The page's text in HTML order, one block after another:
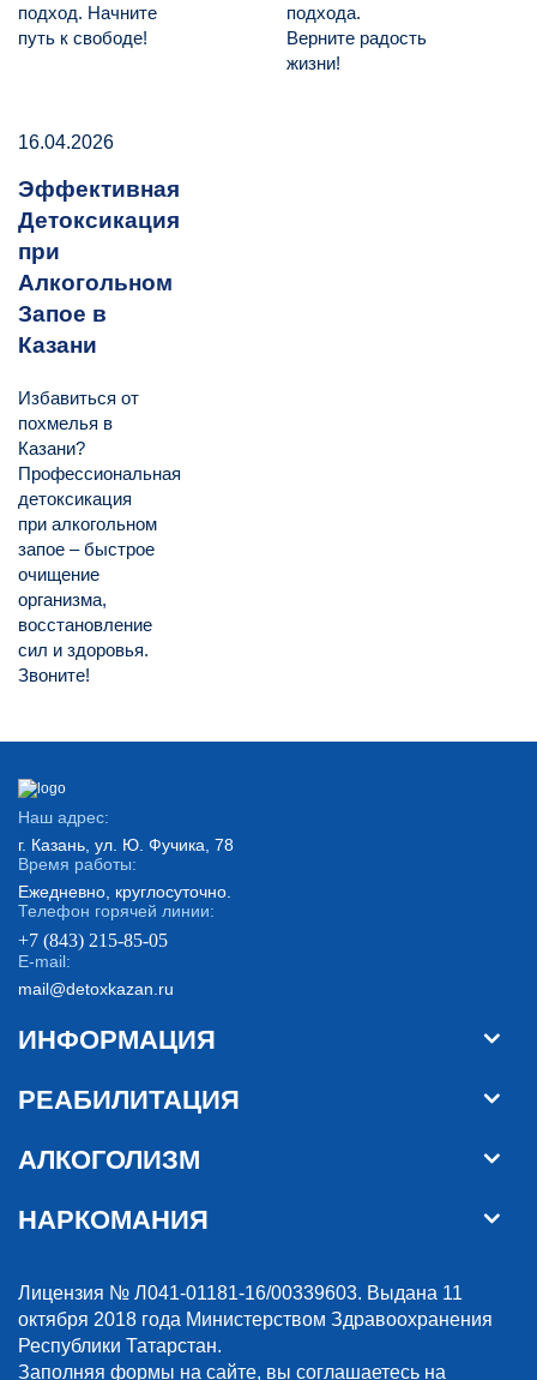
подход. Начните
путь к свободе!
подхода.
Верните радость
жизни!
16.04.2026
Эффективная
Детоксикация
при
Алкогольном
Запое в
Казани
Избавиться от
похмелья в
Казани?
Профессиональная
детоксикация
при алкогольном
запое – быстрое
очищение
организма,
восстановление
сил и здоровья.
Звоните!
Наш адрес:
г. Казань, ул. Ю. Фучика, 78
Время работы:
Ежедневно, круглосуточно.
Телефон горячей линии:
+7 (843) 215-85-05
E-mail:
mail@detoxkazan.ru
ИНФОРМАЦИЯ
РЕАБИЛИТАЦИЯ
АЛКОГОЛИЗМ
НАРКОМАНИЯ
Лицензия № Л041-01181-16/00339603. Выдана 11
октября 2018 года Министерством Здравоохранения
Республики Татарстан.
Заполняя формы на сайте, вы соглашаетесь на